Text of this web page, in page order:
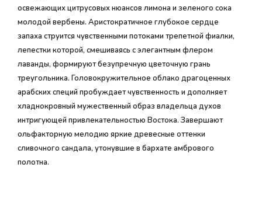
освежающих цитрусовых нюансов лимона и зеленого сока
молодой вербены. Аристократичное глубокое сердце
запаха струится чувственными потоками трепетной фиалки,
лепестки которой, смешиваясь с элегантным флером
лаванды, формируют безупречную цветочную грань
треугольника. Головокружительное облако драгоценных
арабских специй пробуждает чувственность и дополняет
хладнокровный мужественный образ владельца духов
интригующей привлекательностью Востока. Завершают
ольфакторную мелодию яркие древесные оттенки
сливочного сандала, утонувшие в бархате амбрового
полотна.